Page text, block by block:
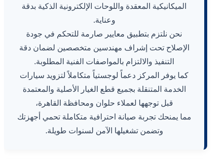
الميكانيكية المعقدة واللوحات الإلكترونية الذكية بدقة
وعناية.
نحن نلتزم بتطبيق معايير صارمة للتحكم في جودة
الإصلاح تحت إشراف مهندسين متخصصين لضمان دقة
التنفيذ والالتزام بالمواصفات الفنية المطلوبة.
كما يوفر المركز دعماً لوجستياً متكاملاً لتزويد سيارات
الخدمة المتنقلة بجميع قطع الغيار الأصلية والمعتمدة
قبل توجهها لعملاء حلوان ومحافظة القاهرة،
مما يمنحك تجربة صيانة احترافية متكاملة تحمي أجهزتك
وتضمن تشغيلها الآمن لسنوات طويلة.